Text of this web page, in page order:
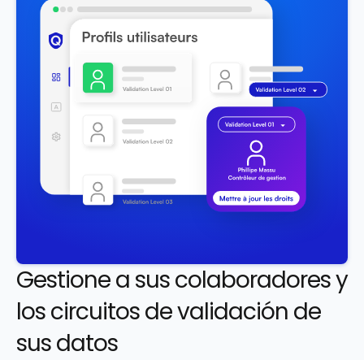
Gestione a sus colaboradores y
los circuitos de validación de
sus datos